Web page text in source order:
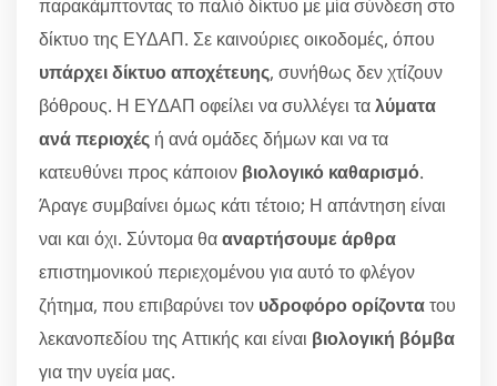
παρακάμπτοντας το παλιό δίκτυο με μία σύνδεση στο
δίκτυο της ΕΥΔΑΠ. Σε καινούριες οικοδομές, όπου
υπάρχει δίκτυο αποχέτευης, συνήθως δεν χτίζουν
βόθρους. Η ΕΥΔΑΠ οφείλει να συλλέγει ταλύματα
ανά περιοχές ή ανά ομάδες δήμων και να τα
κατευθύνει προς κάποιον βιολογικό καθαρισμό.
Άραγε συμβαίνει όμως κάτι τέτοιο; Η απάντηση είναι
ναι και όχι. Σύντομα θααναρτήσουμε άρθρα
επιστημονικού περιεχομένου για αυτό το φλέγον
ζήτημα, που επιβαρύνει τον υδροφόρο ορίζοντατου
λεκανοπεδίου της Αττικής και είναι βιολογική βόμβα
για την υγεία μας.